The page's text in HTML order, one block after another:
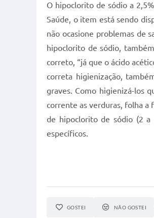
O hipoclorito de sódio a
Saúde, o item está sendo
não ocasione problemas de
hipoclorito de sódio,
correto, “já que o ácido
correta higienização,
graves. Como higienizá-los
corrente as verduras, folha a
de hipoclorito de sódio (2 a
específicos.
GOSTEI NÃO GOSTEI